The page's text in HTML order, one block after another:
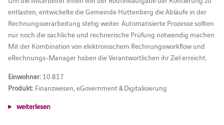
entlasten, entwickelte die Gemeinde Hüttenberg die Abläufe in der
Rechnungsverarbeitung stetig weiter. Automatisierte Prozesse sollten
nur noch die sachliche und rechnerische Prüfung notwendig machen.
Mit der Kombination von elektronischem Rechnungsworkflow und
eRechnungs-Manager haben die Verantwortlichen ihr Ziel erreicht.
Einwohner:10.817
Produkt:Finanzwesen, eGovernment & Digitalisierung
weiterlesen